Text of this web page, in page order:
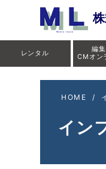
レンタル
編
CMオン
HOME /
イン